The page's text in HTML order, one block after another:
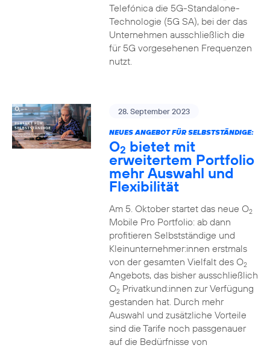
Telefónica die 5G-Standalone-
Technologie (5G SA), bei der das
Unternehmen ausschließlich die
für 5G vorgesehenen Frequenzen
nutzt.
28. September 2023
NEUES ANGEBOT FÜR SELBSTSTÄNDIGE:
O2 bietet mit
erweitertem Portfolio
mehr Auswahl und
Flexibilität
Am 5. Oktober startet das neue O2
Mobile Pro Portfolio: ab dann
profitieren Selbstständige und
Kleinunternehmer:innen erstmals
von der gesamten Vielfalt des O2
Angebots, das bisher ausschließlich
O2Privatkund:innen zur Verfügung
gestanden hat. Durch mehr
Auswahl und zusätzliche Vorteile
sind die Tarife noch passgenauer
auf die Bedürfnisse von